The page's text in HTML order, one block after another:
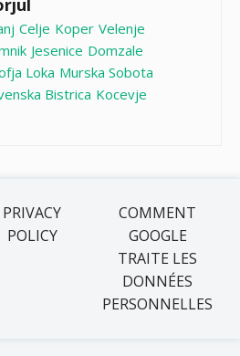
Celje Koper Velenje
Jesenice Domzale
Loka Murska Sobota
Bistrica Kocevje
PRIVACY
POLICY
COMMENT
GOOGLE
TRAITE LES
DONNÉES
PERSONNELLES